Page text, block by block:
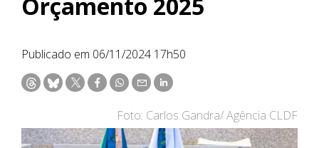
Publicado em 06/11/2024 17h50
Foto: Carlos Gandra/ Agência CLDF